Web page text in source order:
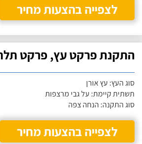
לצפייה בהצעות מחיר
התקנת פרקט עץ, פרקט
סוג העץ: עץ אורן
תשתית קיימת: על גבי מרצפות
סוג התקנה: הנחה צפה
לצפייה בהצעות מחיר